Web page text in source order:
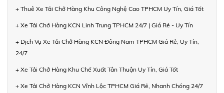
+ Thuê Xe Tải Chở Hàng Khu Công Nghệ Cao TPHCM Uy Tín, Giá Tốt
+ Xe Tải Chở Hàng KCN Linh Trung TPHCM 24/7 | Giá Rẻ - Uy Tín
+ Dịch Vụ Xe Tải Chở Hàng KCN Đông Nam TPHCM Giá Rẻ, Uy Tín,
24/7
+ Xe Tải Chở Hàng Khu Chế Xuất Tân Thuận Uy Tín, Giá Tốt
+ Xe Tải Chở Hàng KCN Vĩnh Lộc TPHCM Giá Rẻ, Nhanh Chóng 24/7